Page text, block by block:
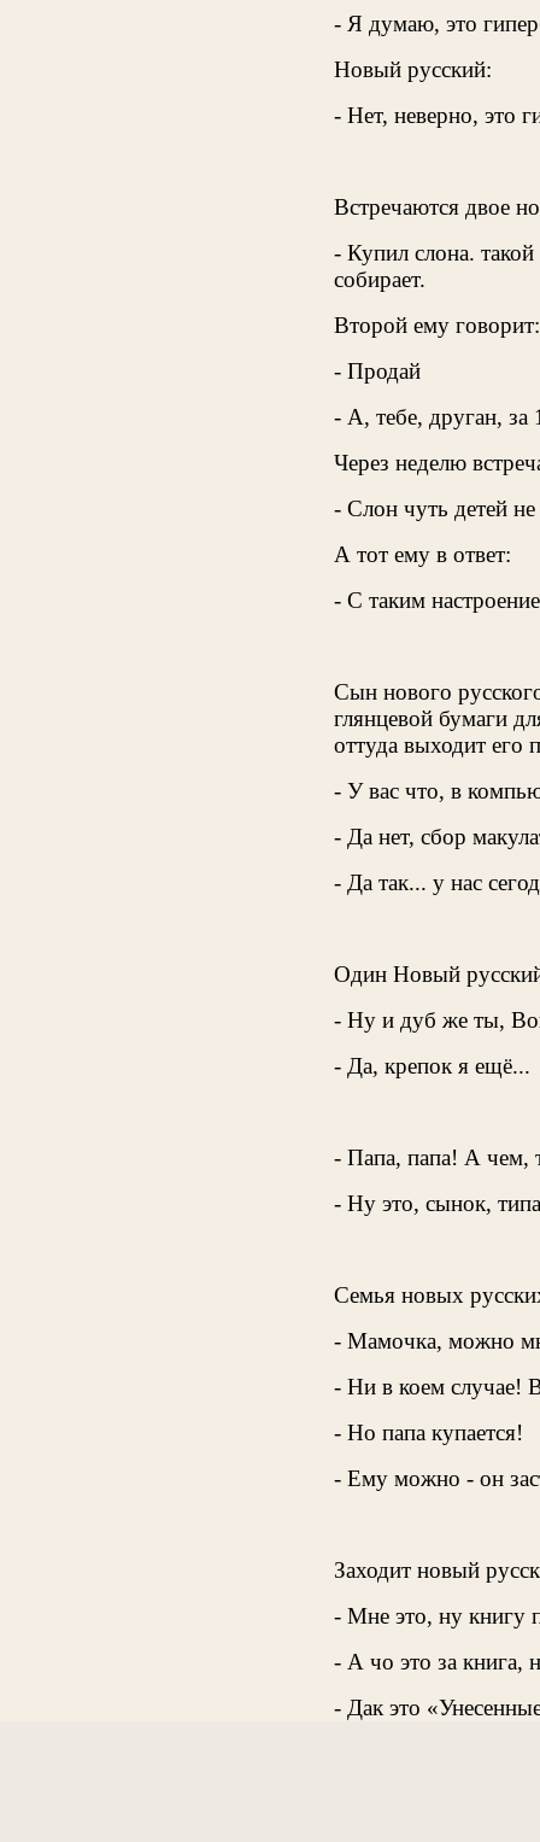
- Я думaю, это
Hовый русский:
- Hет, неверно, это
Встречаются двое
- Купил слона.
собирает.
Второй ему говорит:
- Продай
- А, тебе, друган, за
Через неделю
- Слон чуть детей
А тот ему в ответ:
- С таким
Сын нового
глянцевой бумаги
оттуда выходит его
- У вас что, в
- Да нет, сбор
- Да так... у нас
Один Новый
- Ну и дуб же ты,
- Да, крепок я ещё...
- Папа, папа! А чем,
- Ну это, сынок, типа
Cемья новых
- Мамочка, можно
- Ни в коем случае!
- Но папа купается!
- Ему можно - он
Заходит новый
- Мне это, ну книгу
- А чо это за книга,
- Дак это